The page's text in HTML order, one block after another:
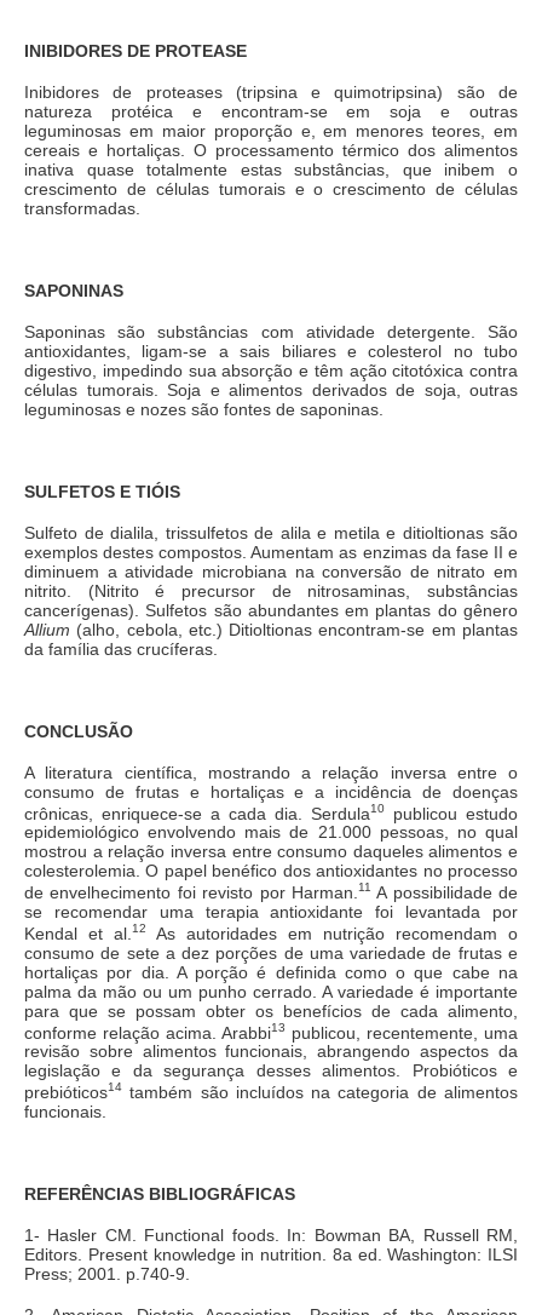
INIBIDORES DE PROTEASE
Inibidores de proteases (tripsina e quimotripsina) são de
natureza protéica e encontram-se em soja e outras
leguminosas em maior proporção e, em menores teores, em
cereais e hortaliças. O processamento térmico dos alimentos
inativa quase totalmente estas substâncias, que inibem o
crescimento de células tumorais e o crescimento de células
transformadas.
SAPONINAS
Saponinas são substâncias com atividade detergente. São
antioxidantes, ligam-se a sais biliares e colesterol no tubo
digestivo, impedindo sua absorção e têm ação citotóxica contra
células tumorais. Soja e alimentos derivados de soja, outras
leguminosas e nozes são fontes de saponinas.
SULFETOS E TIÓIS
Sulfeto de dialila, trissulfetos de alila e metila e ditioltionas são
exemplos destes compostos. Aumentam as enzimas da fase II e
diminuem a atividade microbiana na conversão de nitrato em
nitrito. (Nitrito é precursor de nitrosaminas, substâncias
cancerígenas). Sulfetos são abundantes em plantas do gênero
Allium (alho, cebola, etc.) Ditioltionas encontram-se em plantas
da família das crucíferas.
CONCLUSÃO
A literatura científica, mostrando a relação inversa entre o
consumo de frutas e hortaliças e a incidência de doenças
crônicas, enriquece-se a cada dia. Serdula10 publicou estudo
epidemiológico envolvendo mais de 21.000 pessoas, no qual
mostrou a relação inversa entre consumo daqueles alimentos e
colesterolemia. O papel benéfico dos antioxidantes no processo
de envelhecimento foi revisto por Harman. 11 A possibilidade de
se recomendar uma terapia antioxidante foi levantada por
Kendal et al. 12
As autoridades em nutrição recomendam o
consumo de sete a dez porções de uma variedade de frutas e
hortaliças por dia. A porção é definida como o que cabe na
palma da mão ou um punho cerrado. A variedade é importante
para que se possam obter os benefícios de cada alimento,
conforme relação acima. Arabbi13
publicou, recentemente, uma
revisão sobre alimentos funcionais, abrangendo aspectos da
legislação e da segurança desses alimentos. Probióticos e
prebióticos14 também são incluídos na categoria de alimentos
funcionais.
REFERÊNCIAS BIBLIOGRÁFICAS
1- Hasler CM. Functional foods. In: Bowman BA, Russell RM,
Editors. Present knowledge in nutrition. 8a ed. Washington: ILSI
Press; 2001. p.740-9.